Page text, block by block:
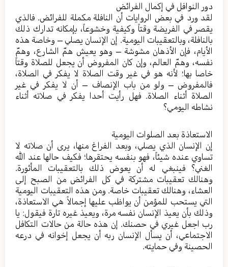
دور النوافل في إكمال الفرائض
لقد ورد في بعض الروايات أن النافلة مكملة للفرائض. فالذي
يقصر في الفريضة وقتاً وكيفية وخشوعاً، بإمكانه تدارك ذلك
بالنافلة، وبالتعقيبات اليومية. إن الإنسان يصلي – وخاصة هذه
الأيام، فإن الأذهان مشوشة – وهو يعيش همّ الشارع، وهمّ
نفسه، وهمّ العالم، وإن كان المفروض أن يجعل للصلاة وقتاً
خاصا بها؛ لأنه هو في غير وقت الصلاة لا يفكر في الصلاة،
فالمفروض – ولو من باب الإنصاف – أن لا يفكر في غير
الصلاة أثناء الصلاة. فهل رأيت أحدا يفكر في صلاته أثناء
نشاطه اليومي؟
الاستعاذة بعد الصلوات اليومية
إن الإنسان الذي يصلي، وبعد الفراغ منها، يرى أن صلاته لا
تساوي عنده شيئاً، فهو بنفسه يحتقرها؛ فكيف حالها عند الله
الغني؟ فينبغي له أن يعوض ذلك بالتعقيبات المأثورة.
وهنالك تعقيبات مشتركة في كل الفرائض من الصبح إلى
العشاء، وهنالك تعقيبات خاصة. ومن هذه التعقيبات اليومية
التي يستحب للمؤمن أن يواظب عليها إجمالاً هي الاستعاذة،
وذلك بأن يعيذ الإنسان نفسه مرة، ويعيذ غيره تارة فيقول: يا
رب اجعل غيري في حصنك. إن هذه حالة من حالات التكافل
الاجتماعي، أن يسأل الإنسان ربه أن يجعل إخوانه في درعه
الحصينة وفي حمايته.